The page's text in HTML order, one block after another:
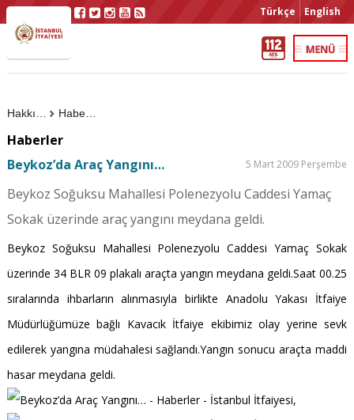
Türkçe English
Haberler
Haberler
Beykoz’da Araç Yangını…
5 Mart 2009 Perşembe
Beykoz Soğuksu Mahallesi Polenezyolu Caddesi Yamaç
Sokak üzerinde araç yangını meydana geldi.
Beykoz Soğuksu Mahallesi Polenezyolu Caddesi Yamaç Sokak
üzerinde 34 BLR 09 plakalı araçta yangın meydana geldi.Saat 00.25
sıralarında ihbarların alınmasıyla birlikte Anadolu Yakası İtfaiye
Müdürlüğümüze bağlı Kavacık İtfaiye ekibimiz olay yerine sevk
edilerek yangına müdahalesi sağlandı.Yangın sonucu araçta maddi
hasar meydana geldi.
,